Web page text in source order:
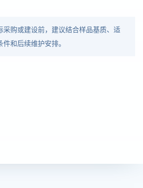
购或建设前，建议结合样品基质、适
和后续维护安排。